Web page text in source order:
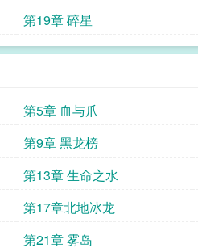
第19章 碎星
第5章 血与爪
第9章 黑龙榜
第13章 生命之水
第17章北地冰龙
第21章 雾岛